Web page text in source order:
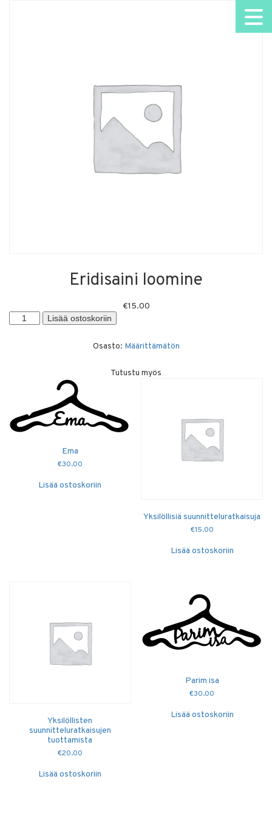
Eridisaini loomine
€15.00
Eridisaini
loomine
Lisää ostoskoriin
Osasto: Määrittämätön
Tutustu myös
Ema
€30.00
Lisää ostoskoriin
Yksilöllisiä suunnitteluratkaisuja
€15.00
Lisää ostoskoriin
Yksilöllisten
suunnitteluratkaisujen
tuottamista
€20.00
Lisää ostoskoriin
Parim isa
€30.00
Lisää ostoskoriin